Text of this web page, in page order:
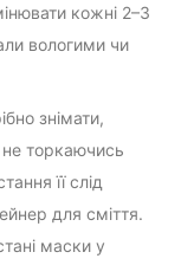
кожні 2–3
вологими чи
знімати,
торкаючись
її слід
для сміття.
маски у